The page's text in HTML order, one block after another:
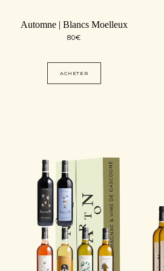
Automne | Blancs Moelleux
80€
ACHETER